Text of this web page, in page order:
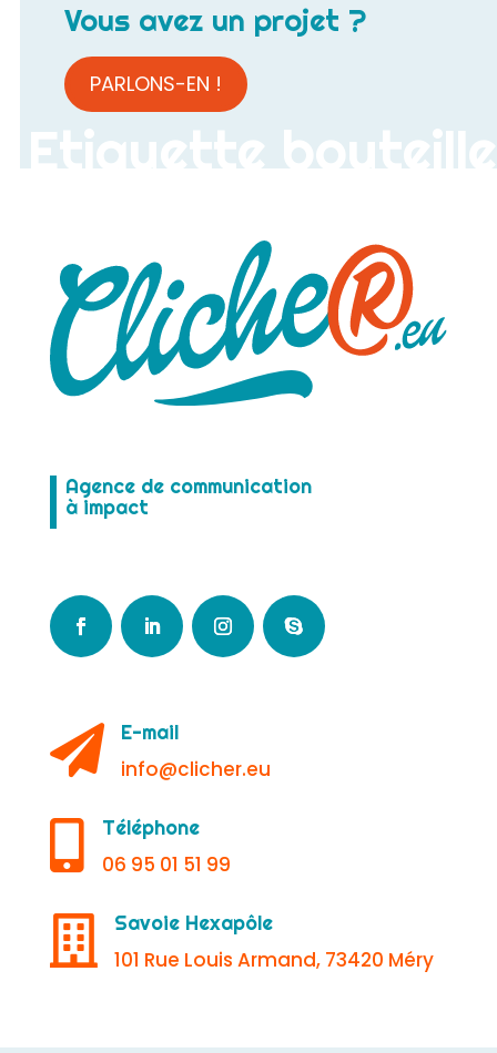
Vous avez un projet ?
PARLONS-EN !
Etiquette bouteille
Agence de communication
à impact
 E-mail
info@clicher.eu
 Téléphone
06 95 01 51 99
 Savoie Hexapôle
101 Rue Louis Armand, 73420 Méry